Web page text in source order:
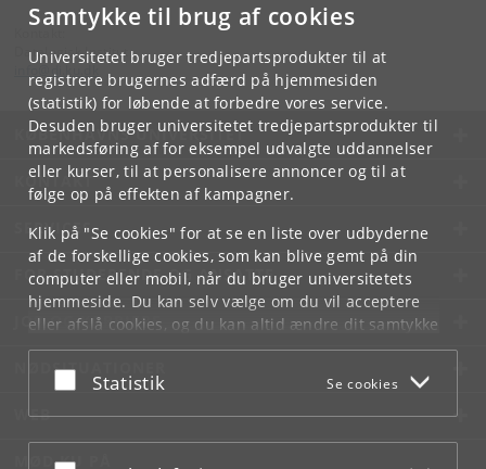
Samtykke til brug af cookies
Universitetet bruger tredjepartsprodukter til at
registrere brugernes adfærd på hjemmesiden
(statistik) for løbende at forbedre vores service.
Desuden bruger universitetet tredjepartsprodukter til
markedsføring af for eksempel udvalgte uddannelser
eller kurser, til at personalisere annoncer og til at
følge op på effekten af kampagner.
Klik på "Se cookies" for at se en liste over udbyderne
af de forskellige cookies, som kan blive gemt på din
computer eller mobil, når du bruger universitetets
hjemmeside. Du kan selv vælge om du vil acceptere
eller afslå cookies, og du kan altid ændre dit samtykke
underCookie- og privatlivspolitiksom du finder i
bunden af hver side.
Acceptér eller afslå
Statistik Se cookies
Datalogisk Institut
KØBENHAVNS UNIVERSITET
KONTAKT
SERVICES
FOR STUDERENDE OG ANSATTE
JOB OG KARRIERE
NØDSITUATIONER
WEB
MØD KU PÅ